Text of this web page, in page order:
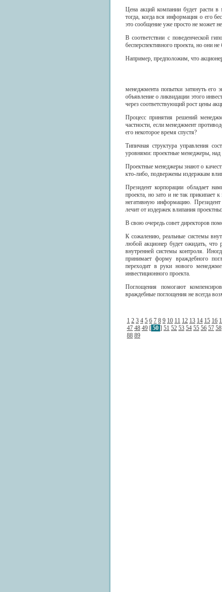
Цена акций компании будет расти в
тогда, когда вся информация о его
это сообщение уже просто не может
В соответствии с поведенческой
бесперспективного проекта, но они
Например, предположим, что
менеджмента попытки затянуть
объявление о ликвидации этого
через соответствующий рост цены
Процесс принятия решений
частности, если менеджмент
его некоторое время спустя?
Типичная структура управления
уровнями: проектные менеджеры, над
Проектные менеджеры знают о
кто-либо, подвержены издержкам
Президент корпорации обладает
проекта, но зато и не так прикипает
негативную информацию.
лечит от издержек влипания
В свою очередь совет директоров
К сожалению, реальные системы
любой акционер будет ожидать, что
внутренней системы контроля.
принимает форму враждебного
переходит в руки нового
инвестиционного проекта.
Поглощения помогают
враждебные поглощения не всегда
1 2 3 4 5 6 7 8 9 10 11 12 13 14 15 16
47 48 49 [ 50 ] 51 52 53 54 55 56 57 58
88 89